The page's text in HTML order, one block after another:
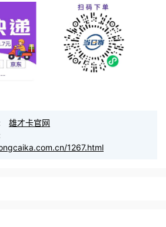
雄才卡官网
1267.html